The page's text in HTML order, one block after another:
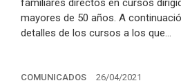
familiares directos en cursos
mayores de 50 años. A
detalles de los cursos a los que…
COMUNICADOS 26/04/2021